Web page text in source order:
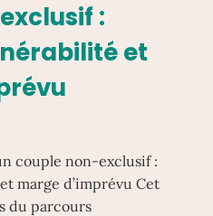
:
et
couple non-exclusif :
marge d’imprévu Cet
du parcours